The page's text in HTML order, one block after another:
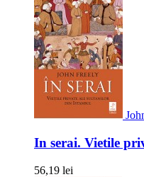
In serai. Vietile
56,19 lei